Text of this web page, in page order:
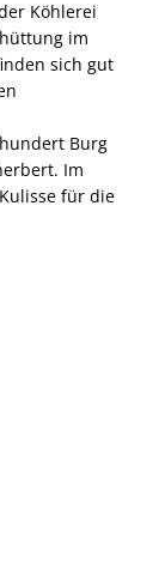
Köhlerei
im
sich gut
Burg
Im
für die